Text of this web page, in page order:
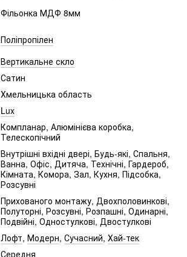
Фільонка МДФ 8мм
Поліпропілен
Вертикальне скло
Сатин
Хмельницька область
Lux
Компланар, Алюмінієва коробка,
Телескопічний
Внутрішні вхідні двері, Будь-які, Спальня,
Ванна, Офіс, Дитяча, Технічні, Гардероб,
Кімната, Комора, Зал, Кухня, Підсобка,
Розсувні
Прихованого монтажу, Двохполовинкові,
Полуторні, Розсувні, Розпашні, Одинарні,
Подвійні, Одностулкові, Двостулкові
Лофт, Модерн, Сучасний, Хай-тек
Середня